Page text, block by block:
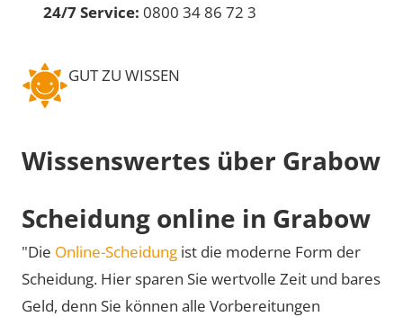
24/7 Service: 0800 34 86 72 3
GUT ZU WISSEN
Wissenswertes über Grabow
Scheidung online in Grabow
"Die Online-Scheidung ist die moderne Form der
Scheidung. Hier sparen Sie wertvolle Zeit und bares
Geld, denn Sie können alle Vorbereitungen